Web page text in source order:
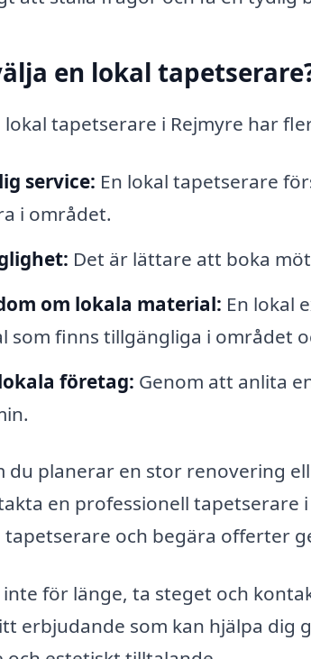
en lokal
tapetserare i Rejmyre har
service: En lokal tapetserare
i området.
Det är lättare att boka
om lokala material: En lokal
som finns tillgängliga i området
företag: Genom att anlita
du planerar en stor renovering
en professionell tapetserare
och begära offerter
inte för länge, ta steget och
erbjudande som kan hjälpa dig